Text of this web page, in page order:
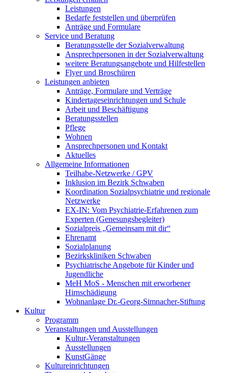
Leistungen
Bedarfe feststellen und überprüfen
Anträge und Formulare
Service und Beratung
Beratungsstelle der Sozialverwaltung
Ansprechpersonen in der Sozialverwaltung
weitere Beratungsangebote und Hilfestellen
Flyer und Broschüren
Leistungen anbieten
Anträge, Formulare und Verträge
Kindertageseinrichtungen und Schule
Arbeit und Beschäftigung
Beratungsstellen
Pflege
Wohnen
Ansprechpersonen und Kontakt
Aktuelles
Allgemeine Informationen
Teilhabe-Netzwerke / GPV
Inklusion im Bezirk Schwaben
Koordination Sozialpsychiatrie und regionale
Netzwerke
EX-IN: Vom Psychiatrie-Erfahrenen zum
Experten (Genesungsbegleiter)
Sozialpreis „Gemeinsam mit dir“
Ehrenamt
Sozialplanung
Bezirkskliniken Schwaben
Psychiatrische Angebote für Kinder und
Jugendliche
MeH MoS - Menschen mit erworbener
Hirnschädigung
Wohnanlage Dr.-Georg-Simnacher-Stiftung
Kultur
Programm
Veranstaltungen und Ausstellungen
Kultur-Veranstaltungen
Ausstellungen
KunstGänge
Kultureinrichtungen